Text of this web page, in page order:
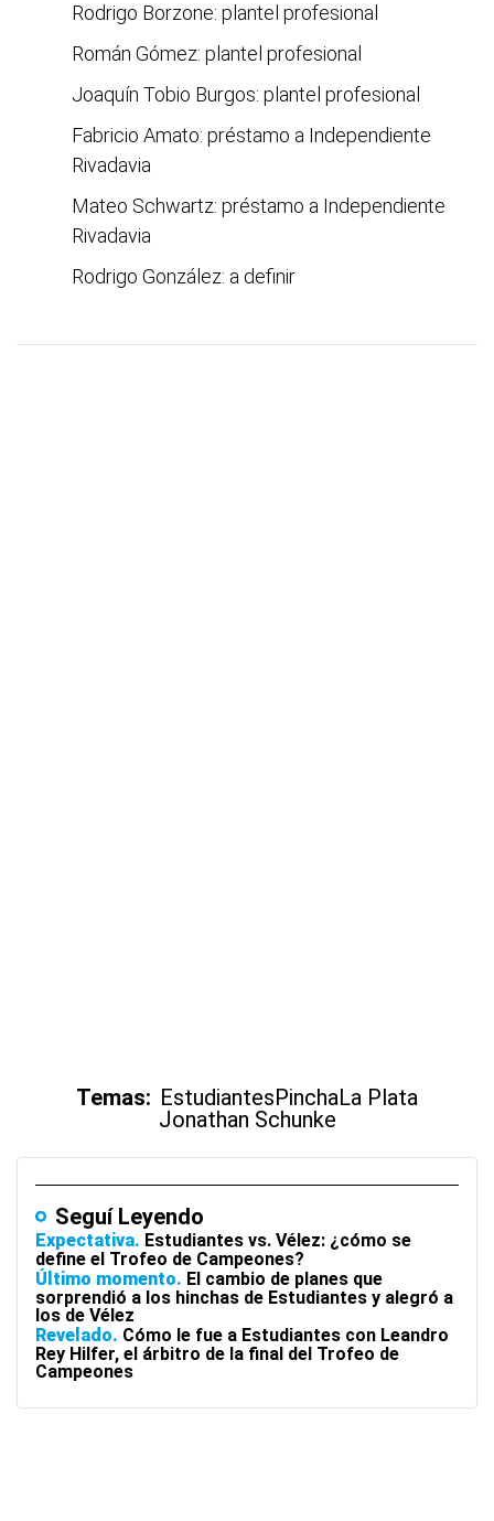
Rodrigo Borzone: plantel profesional
Román Gómez: plantel profesional
Joaquín Tobio Burgos: plantel profesional
Fabricio Amato: préstamo a Independiente
Rivadavia
Mateo Schwartz: préstamo a Independiente
Rivadavia
Rodrigo González: a definir
Temas: EstudiantesPinchaLa Plata
Jonathan Schunke
Seguí Leyendo
Expectativa Estudiantes vs. Vélez: ¿cómo se
define el Trofeo de Campeones?
Último momento El cambio de planes que
sorprendió a los hinchas de Estudiantes y alegró a
los de Vélez
Revelado Cómo le fue a Estudiantes con Leandro
Rey Hilfer, el árbitro de la final del Trofeo de
Campeones